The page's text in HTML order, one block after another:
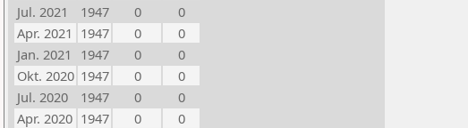
Jul. 2021
1947 0
0
Apr. 2021 1947 0
0
Jan. 2021
1947 0
0
Okt. 2020 1947 0
0
Jul. 2020
1947 0
0
Apr. 2020 1947 0
0